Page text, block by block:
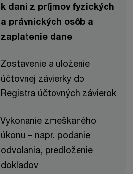
k dani z príjmov fyzických
a právnických osôb a
zaplatenie dane
Zostavenie a uloženie
účtovnej závierky do
Registra účtovných závierok
Vykonanie zmeškaného
úkonu – napr. podanie
odvolania, predloženie
dokladov